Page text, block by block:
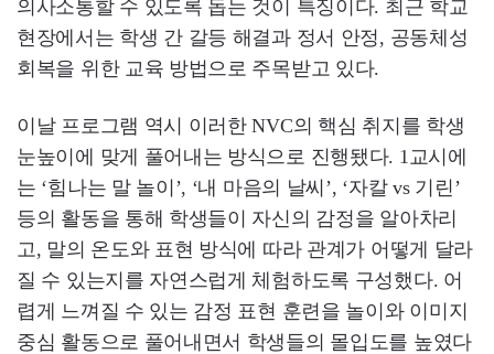
의사소통할 수 있도록 돕는 것이 특징이다. 최근 학교
현장에서는 학생 간 갈등 해결과 정서 안정, 공동체성
회복을 위한 교육 방법으로 주목받고 있다.
이날 프로그램 역시 이러한 NVC의 핵심 취지를 학생
눈높이에 맞게 풀어내는 방식으로 진행됐다. 1교시에
는 ‘힘나는 말 놀이’, ‘내 마음의 날씨’, ‘자칼 vs 기린’
등의 활동을 통해 학생들이 자신의 감정을 알아차리
고, 말의 온도와 표현 방식에 따라 관계가 어떻게 달라
질 수 있는지를 자연스럽게 체험하도록 구성했다. 어
렵게 느껴질 수 있는 감정 표현 훈련을 놀이와 이미지
중심 활동으로 풀어내면서 학생들의 몰입도를 높였다